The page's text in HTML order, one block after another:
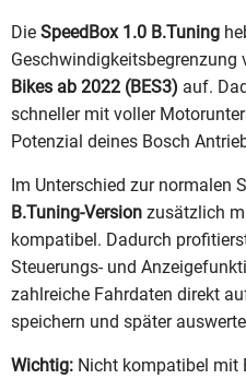
Die SpeedBox 1.0 B.Tuning
Geschwindigkeitsbegrenzung
Bikes ab 2022 (BES3) auf.
schneller mit voller
Potenzial deines Bosch
Im Unterschied zur normalen
B.Tuning-Version zusätzlich
kompatibel. Dadurch
Steuerungs- und
zahlreiche Fahrdaten direkt
speichern und später
Wichtig: Nicht kompatibel mit